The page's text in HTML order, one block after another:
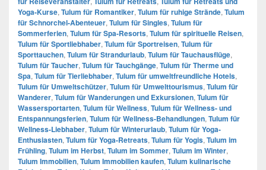
Yoga-Kurse, Tulum für Romantiker, Tulum für ruhige Strände, Tulum
für Schnorchel-Abenteuer, Tulum für Singles, Tulum für
Sommerferien, Tulum für Spa-Resorts, Tulum für spirituelle Reisen,
Tulum für Sportliebhaber, Tulum für Sportreisen, Tulum für
Sporttauchen, Tulum für Strandurlaub, Tulum für Tauchausflüge,
Tulum für Taucher, Tulum für Tauchgänge, Tulum für Therme und
Spa, Tulum für Tierliebhaber, Tulum für umweltfreundliche Hotels,
Tulum für Umweltschützer, Tulum für Umwelttourismus, Tulum für
Wanderer, Tulum für Wanderungen und Exkursionen, Tulum für
Wassersportarten, Tulum für Wellness, Tulum für Wellness- und
Entspannungsferien, Tulum für Wellness-Behandlungen, Tulum für
Wellness-Liebhaber, Tulum für Winterurlaub, Tulum für Yoga-
Enthusiasten, Tulum für Yoga-Retreats, Tulum für Yogis, Tulum im
Frühling, Tulum im Herbst, Tulum im Sommer, Tulum im Winter,
Tulum Immobilien, Tulum Immobilien kaufen, Tulum kulinarische